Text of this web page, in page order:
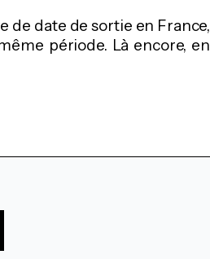
de date de sortie en France,
période. Là encore, en